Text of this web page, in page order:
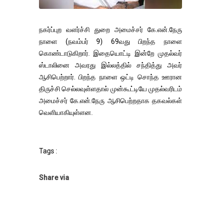
நகர்ப்புற வளர்ச்சி துறை அமைச்சர் கே.என்.நேரு
நாளை (நவம்பர் 9) 69வது பிறந்த நாளை
கொண்டாடுகிறார். இதையொட்டி இன்றே முதல்வர்
ஸ்டாலினை அவரது இல்லத்தில் சந்தித்து அவர்
ஆசிபெற்றார். பிறந்த நாளை ஒட்டி சொந்த ஊரான
திருச்சி செல்லவுள்ளதால் முன்கூட்டியே முதல்வரிடம்
அமைச்சர் கே.என்.நேரு ஆசிபெற்றதாக தகவல்கள்
வெளியாகியுள்ளன.
Tags :
Share via